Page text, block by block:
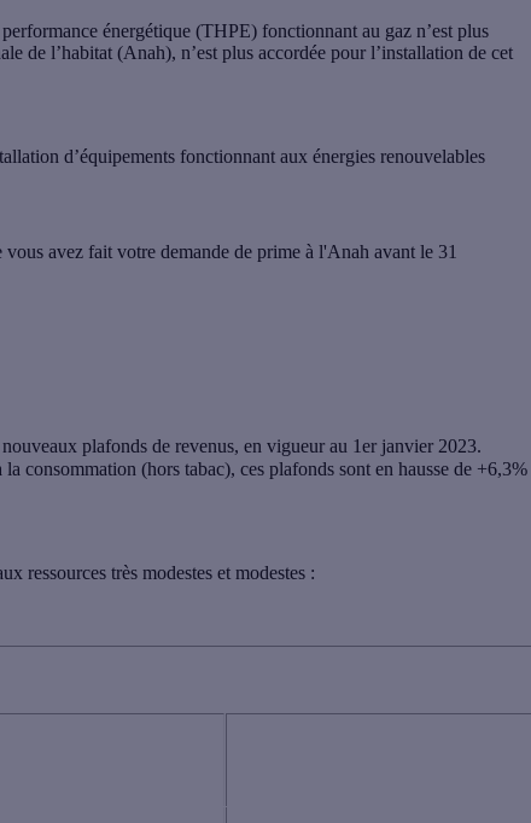
énergétique (THPE) fonctionnant au gaz n’est plus
de l’habitat (Anah), n’est plus accordée pour l’installation de cet
d’équipements fonctionnant aux énergies renouvelables
avez fait votre demande de prime à l'Anah avant le 31
plafonds de revenus, en vigueur au 1er janvier 2023.
consommation (hors tabac), ces plafonds sont en hausse de +6,3%
ressources très modestes et modestes :